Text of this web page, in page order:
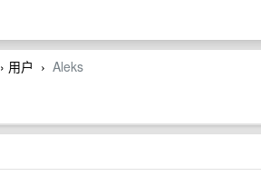
› 用户 › Aleks